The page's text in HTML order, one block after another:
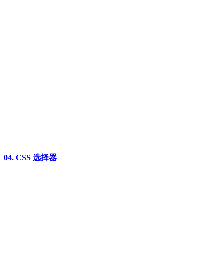
04. CSS 选择器